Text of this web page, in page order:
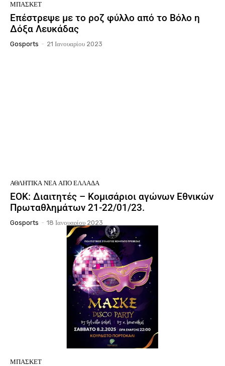
ΜΠΆΣΚΕΤ
Επέστρεψε με το ροζ φύλλο από το Βόλο η
Δόξα Λευκάδας
Gosports - 21 Ιανουαρίου 2023
ΑΘΛΗΤΙΚΆ ΝΈΑ ΑΠΟ ΕΛΛΆΔΑ
ΕΟΚ: Διαιτητές – Κομισάριοι αγώνων Εθνικών
Πρωταθλημάτων 21-22/01/23.
Gosports - 18 Ιανουαρίου 2023
ΜΠΆΣΚΕΤ